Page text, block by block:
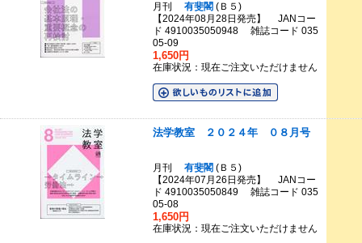
月刊 有斐閣 (Ｂ５)
【2024年08月28日発売】 JANコー
ド 4910035050948 雑誌コード 035
05-09
1,650円
在庫状況：現在ご注文いただけません
法学教室 ２０２４年 ０８月号
月刊 有斐閣 (Ｂ５)
【2024年07月26日発売】 JANコー
ド 4910035050849 雑誌コード 035
05-08
1,650円
在庫状況：現在ご注文いただけません